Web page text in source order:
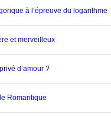
à l’épreuve du logarithme
et merveilleux
d’amour ?
Romantique